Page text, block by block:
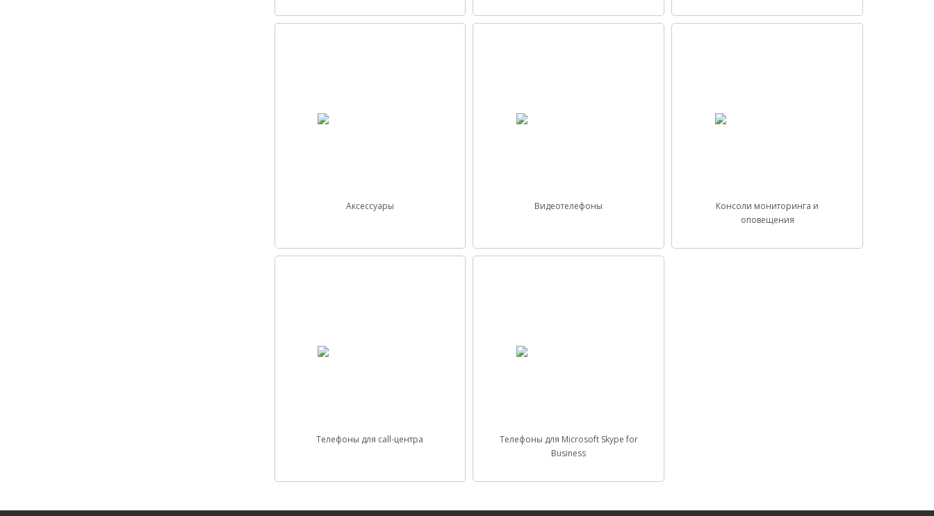
Аксессуары Видеотелефоны
Консоли мониторинга и
оповещения
Телефоны для call-центра
Телефоны для Microsoft Skype for
Business